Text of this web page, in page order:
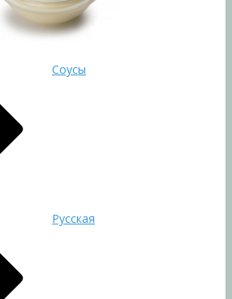
Соусы
Русская